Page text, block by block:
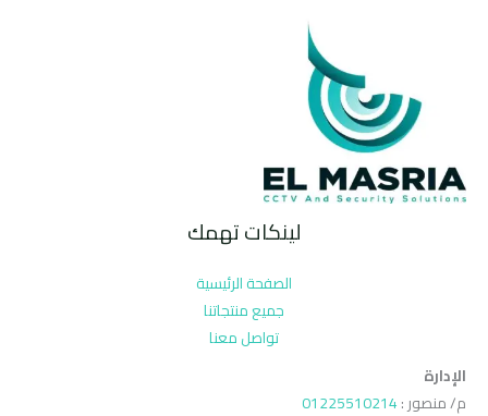
لينكات تهمك
الصفحة الرئيسية
جميع منتجاتنا
تواصل معنا
الإدارة
م/ منصور :01225510214